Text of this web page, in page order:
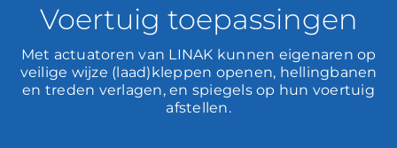
Voertuig toepassingen
Met actuatoren van LINAK kunnen eigenaren op
veilige wijze (laad)kleppen openen, hellingbanen
en treden verlagen, en spiegels op hun voertuig
afstellen.